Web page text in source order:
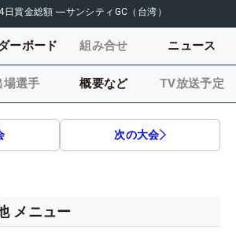
日賞金総額 ―サンシティGC（台湾）
ーボード 組み合せ ニュース
場選手 概要など TV放送予定
次の大会
メニュー